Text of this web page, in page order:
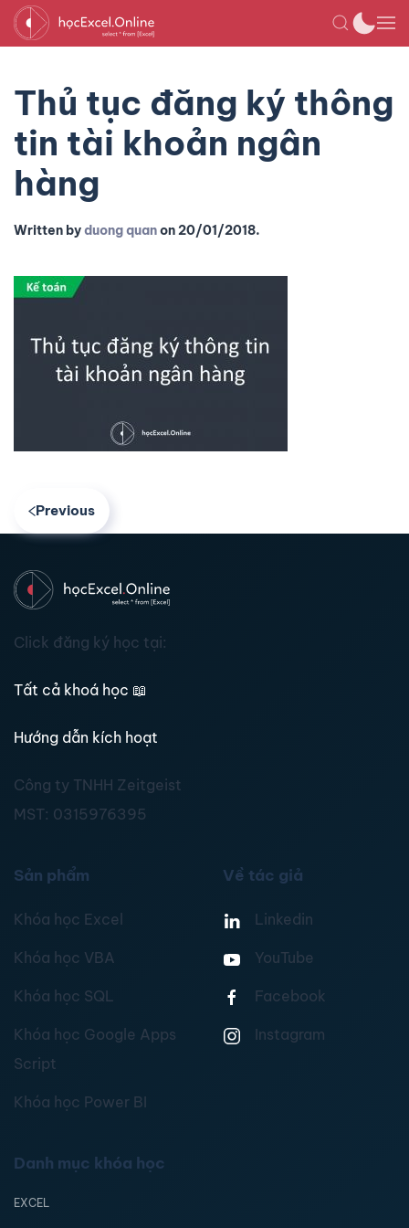
Thủ tục đăng ký thông
tin tài khoản ngân
hàng
Written byduong quanon20/01/2018.
Previous
Click đăng ký học tại:
Tất cả khoá học 📖
Hướng dẫn kích hoạt
Công ty TNHH Zeitgeist
MST: 0315976395
Sản phẩm
Khóa học Excel
Khóa học VBA
Khóa học SQL
Khóa học Google Apps
Script
Khóa học Power BI
Về tác giả
Linkedin
YouTube
Facebook
Instagram
Danh mục khóa học
EXCEL